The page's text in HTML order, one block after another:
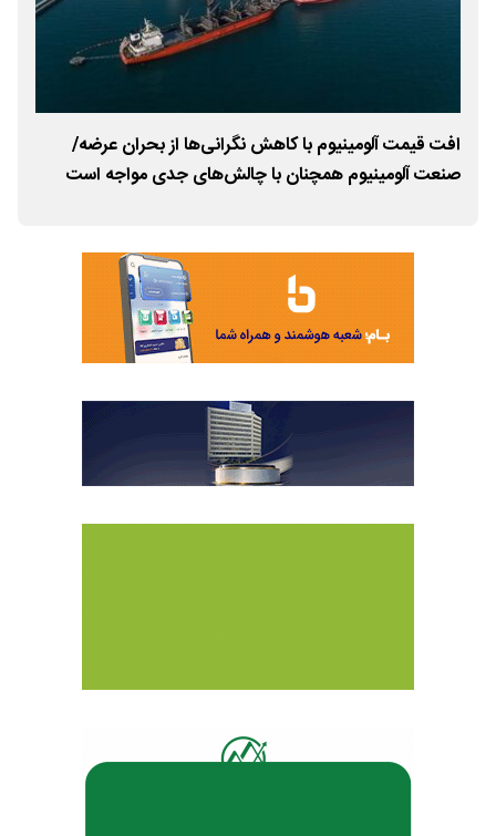
افت قیمت آلومینیوم با کاهش نگرانی‌ها از بحران عرضه/
صنعت آلومینیوم همچنان با چالش‌های جدی مواجه است